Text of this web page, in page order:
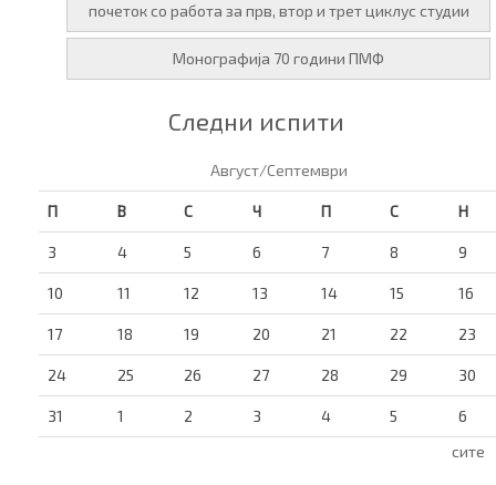
почеток со работа за прв, втор и трет циклус студии
Монографија 70 години ПМФ
Следни испити
Август/Септември
П В С Ч П С Н
3 4 5 6 7 8 9
10 11 12 13 14 15 16
17 18 19 20 21 22 23
24 25 26 27 28 29 30
31 1 2 3 4 5
6
сите